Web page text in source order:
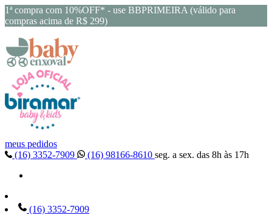
1ª compra com 10%OFF* - use BBPRIMEIRA (válido para
compras acima de R$ 299)
meus pedidos
(16) 3352-7909
(16) 98166-8610 seg. a sex. das 8h às 17h
(16) 3352-7909